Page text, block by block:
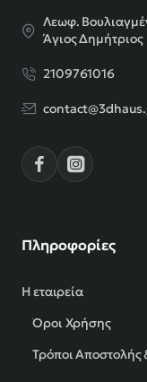
Λεωφ.
Άγιος Δημήτριος
2109761016
Πληροφορίες
Η εταιρεία
Όροι Χρήσης